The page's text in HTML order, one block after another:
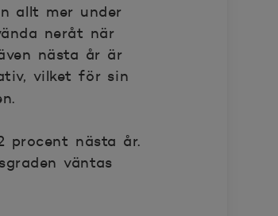
allt mer under
neråt när
nästa år är
vilket för sin
procent nästa år.
väntas